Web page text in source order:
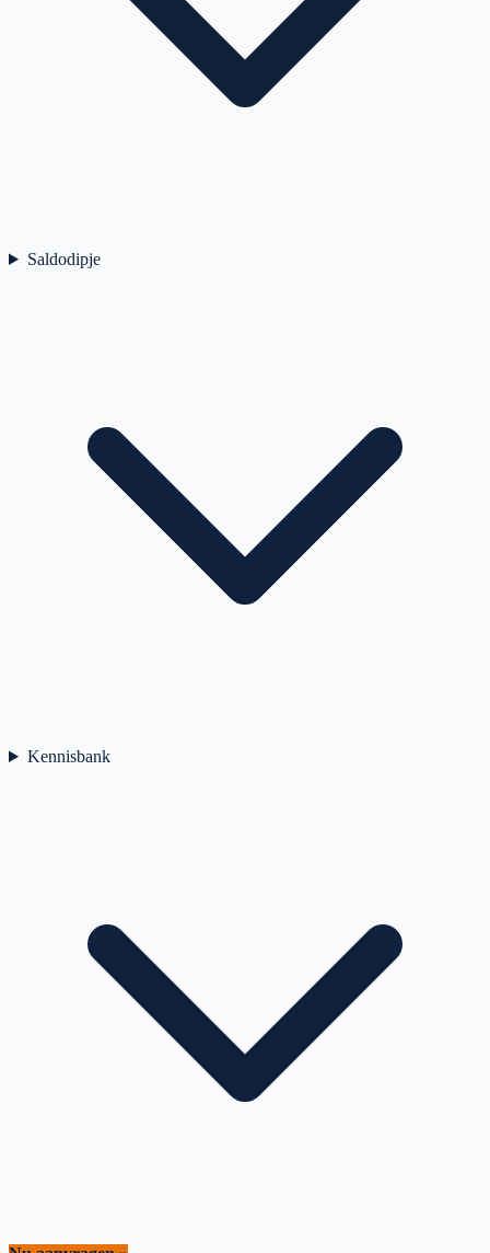
Saldodipje
Kennisbank